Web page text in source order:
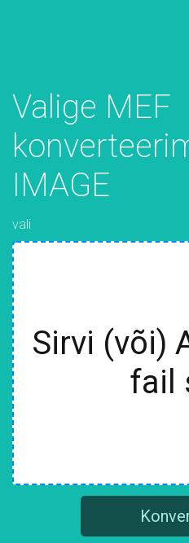
Valige MEF
IMAGE
vali
Sirvi (või)
fail